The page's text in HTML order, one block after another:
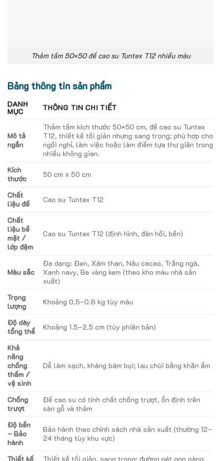
Thảm tấm 50×50 đế cao su Tuntex T12 nhiều màu
Bảng thông tin sản phẩm
DANH
MỤC THÔNG TIN CHI TIẾT
Mô tả
ngắn
Thảm tấm kích thước 50×50 cm, đế cao su Tuntex
T12, thiết kế tối giản nhưng sang trọng; phù hợp cho
ngồi nghỉ, làm việc hoặc làm điểm tựa thư giãn trong
nhiều không gian.
Kích
thước
50 cm x 50 cm
Chất
liệu đế
Cao su Tuntex T12
Chất
liệu bề
mặt /
lớp đệm
Cao su Tuntex T12 (định hình, đàn hồi, bền)
Màu sắc
Đa dạng: Đen, Xám than, Nâu cacao, Trắng ngà,
Xanh navy, Be vàng kem (theo kho màu nhà sản
xuất)
Trọng
lượng
Khoảng 0.5–0.8 kg tùy màu
Độ dày
tổng thể
Khoảng 1.5–2.5 cm (tùy phiên bản)
Khả
năng
chống
thấm /
vệ sinh
Dễ làm sạch, kháng bám bụi; lau chùi bằng khăn ẩm
Chống
trượt
Đế cao su có tính chất chống trượt, ổn định trên
sàn gỗ và thảm
Độ bền
– Bảo
hành
Bảo hành theo chính sách nhà sản xuất (thường 12–
24 tháng tùy khu vực)
Thiết kế Thiết kế tối giản, sang trọng; đường nét gọn gàng,